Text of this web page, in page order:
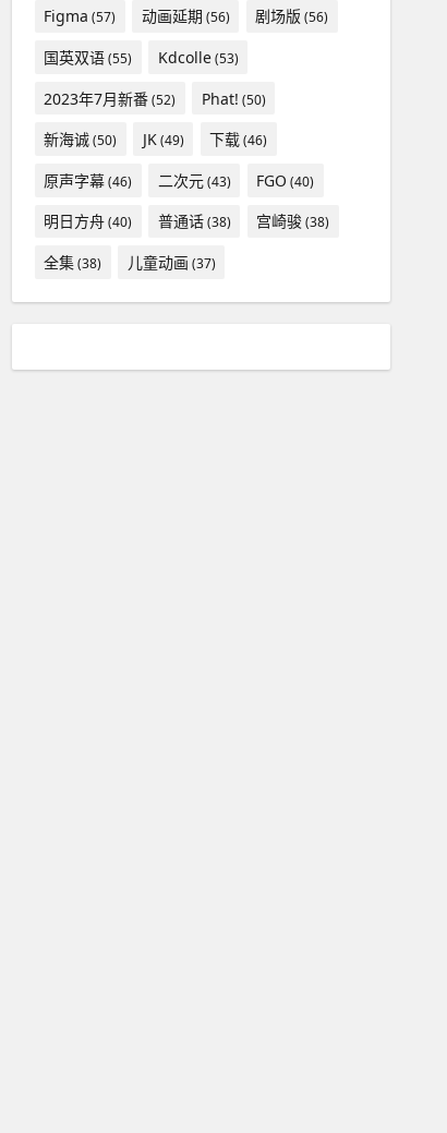
Figma (57) 动画延期 (56) 剧场版 (56)
国英双语(55) Kdcolle(53)
2023年7月新番(52) Phat! (50)
新海诚(50) JK(49) 下载(46)
原声字幕(46) 二次元(43) FGO (40)
明日方舟(40) 普通话(38) 宫崎骏(38)
全集(38) 儿童动画 (37)